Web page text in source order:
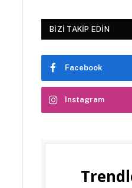
BIZI TAKIP EDIN
Facebook
Instagram